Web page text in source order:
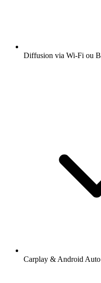
Diffusion via Wi-Fi ou
Carplay & Android Auto